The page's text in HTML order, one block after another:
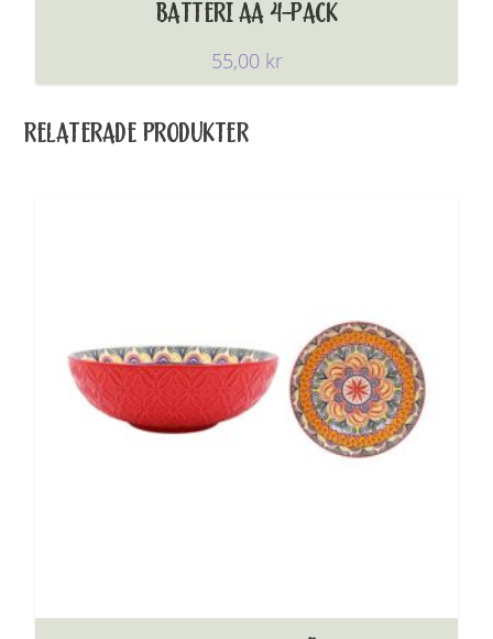
BATTERI AA 4-PACK
55,00 kr
RELATERADE PRODUKTER